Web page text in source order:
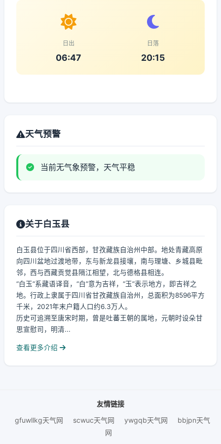
日出
06:47
日落
20:15
天气预警
当前无气象预警，天气平稳
关于白玉县
白玉县位于四川省西部，甘孜藏族自治州中部。地处青藏高原
向四川盆地过渡地带，东与新龙县接壤，南与理塘、乡城县毗
邻，西与西藏贡觉县隔江相望，北与德格县相连。
“白玉”系藏语译音，“白”意为吉祥，“玉”表示地方，即吉祥之
地。行政上隶属于四川省甘孜藏族自治州，总面积为8596平方
千米，2021年末户籍人口约6.3万人。
历史可追溯至唐宋时期，曾是吐蕃王朝的属地，元朝时设朵甘
思宣慰司，明清...
查看更多介绍
友情链接
gfuwllkg天气网
scwuc天气网 ywgqb天气网
bbjpn天气
网